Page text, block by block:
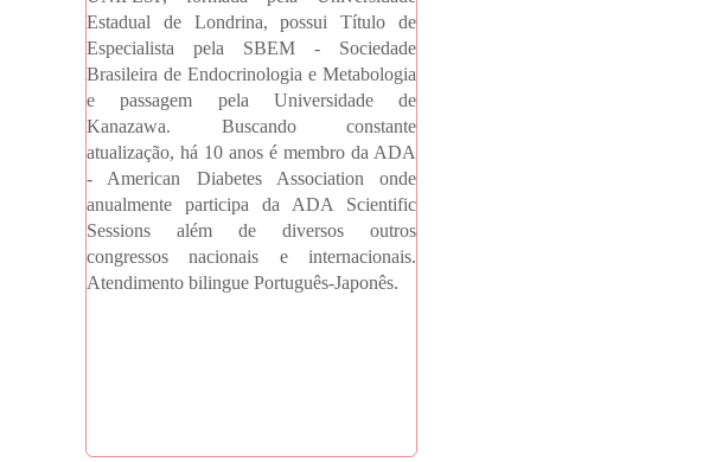
Estadual de Londrina, possui Título de
Especialista pela SBEM - Sociedade
Brasileira de Endocrinologia e Metabologia
e passagem pela Universidade de
Kanazawa. Buscando constante
atualização, há 10 anos é membro da ADA
- American Diabetes Association onde
anualmente participa da ADA Scientific
Sessions além de diversos outros
congressos nacionais e internacionais.
Atendimento bilingue Português-Japonês.